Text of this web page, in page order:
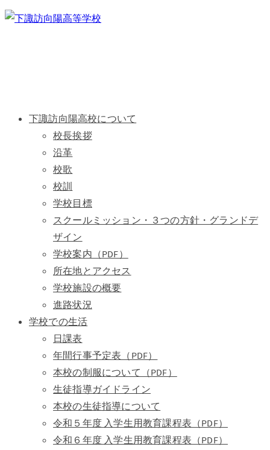
下諏訪向陽高校について
校長挨拶
沿革
校歌
校訓
学校目標
スクールミッション・３つの方針・グランドデ
ザイン
学校案内（PDF）
所在地とアクセス
学校施設の概要
進路状況
学校での生活
日課表
年間行事予定表（PDF）
本校の制服について（PDF）
生徒指導ガイドライン
本校の生徒指導について
令和５年度 入学生用教育課程表（PDF）
令和６年度 入学生用教育課程表（PDF）